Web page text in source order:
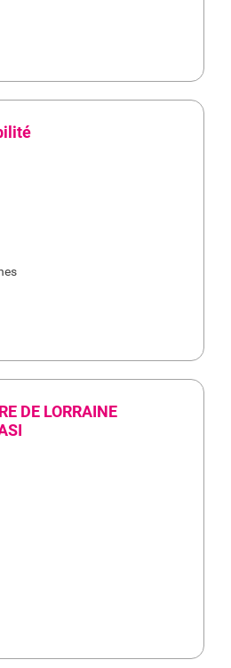
DE LORRAINE